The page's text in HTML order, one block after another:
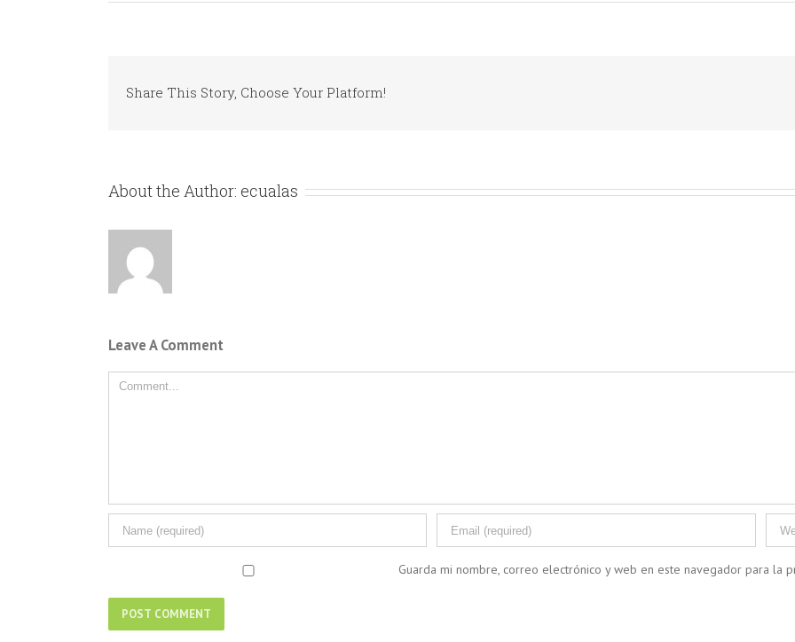
Share This Story, Choose Your Platform!
About the Author: ecualas
Leave A Comment
Comment
Guarda mi nombre, correo electrónico y web en este navegador para la